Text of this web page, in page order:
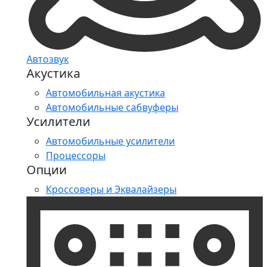
Автозвук
Акустика
Автомобильная акустика
Автомобильные сабвуферы
Усилители
Автомобильные усилители
Процессоры
Опции
Кроссоверы и Эквалайзеры